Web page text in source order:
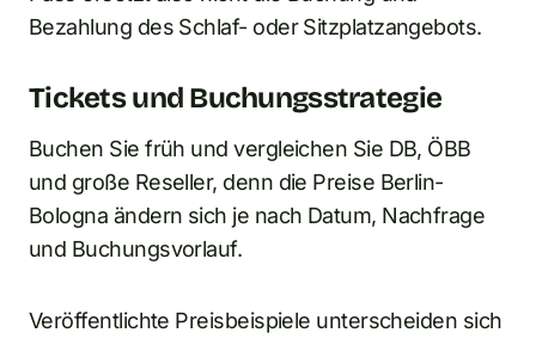
Bezahlung des Schlaf- oder Sitzplatzangebots.
Tickets und Buchungsstrategie
Buchen Sie früh und vergleichen Sie DB, ÖBB
und große Reseller, denn die Preise Berlin-
Bologna ändern sich je nach Datum, Nachfrage
und Buchungsvorlauf.
Veröffentlichte Preisbeispiele unterscheiden sich